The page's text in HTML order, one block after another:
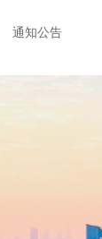
通知公告